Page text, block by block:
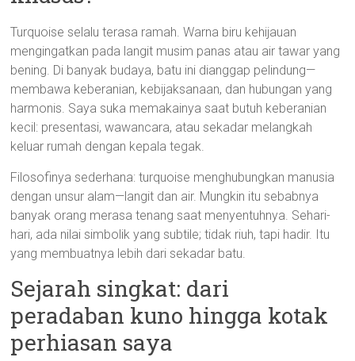
Turquoise selalu terasa ramah. Warna biru kehijauan
mengingatkan pada langit musim panas atau air tawar yang
bening. Di banyak budaya, batu ini dianggap pelindung—
membawa keberanian, kebijaksanaan, dan hubungan yang
harmonis. Saya suka memakainya saat butuh keberanian
kecil: presentasi, wawancara, atau sekadar melangkah
keluar rumah dengan kepala tegak.
Filosofinya sederhana: turquoise menghubungkan manusia
dengan unsur alam—langit dan air. Mungkin itu sebabnya
banyak orang merasa tenang saat menyentuhnya. Sehari-
hari, ada nilai simbolik yang subtile; tidak riuh, tapi hadir. Itu
yang membuatnya lebih dari sekadar batu.
Sejarah singkat: dari
peradaban kuno hingga kotak
perhiasan saya